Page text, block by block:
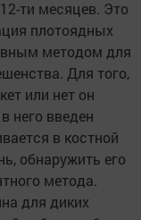
ти месяцев. Это
плотоядных
методом для
Для того,
или нет он
него введен
в костной
обнаружить его
метода.
для диких